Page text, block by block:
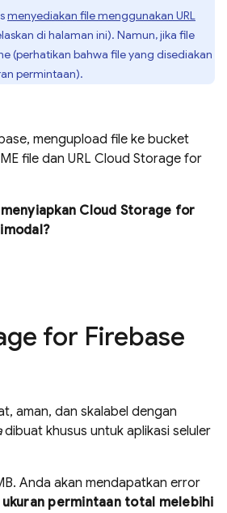
menyediakan file menggunakan URL
di halaman ini). Namun, jika file
(perhatikan bahwa file yang disediakan
permintaan).
, mengupload file ke bucket
file dan URL Cloud Storage for
Cloud Storage for
for Firebase
aman, dan skalabel dengan
dibuat khusus untuk aplikasi seluler
Anda akan mendapatkan error
permintaan total melebihi